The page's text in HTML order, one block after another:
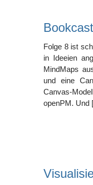
Folge 8 ist
in Ideeien
MindMaps
und eine
Canvas-
openPM.